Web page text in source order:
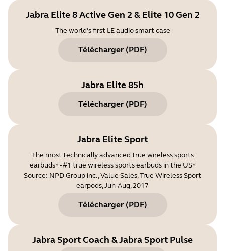
Jabra Elite 8 Active Gen 2 & Elite 10 Gen 2
The world’s first LE audio smart case
Télécharger (PDF)
Jabra Elite 85h
Télécharger (PDF)
Jabra Elite Sport
The most technically advanced true wireless sports
earbuds* - #1 true wireless sports earbuds in the US*
Source: NPD Group inc., Value Sales, True Wireless Sport
earpods, Jun-Aug, 2017
Télécharger (PDF)
Jabra Sport Coach & Jabra Sport Pulse